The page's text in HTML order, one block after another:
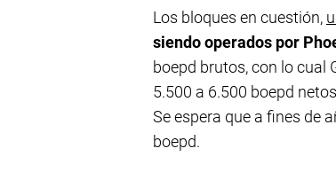
Los bloques en cuestión,
siendo operados por
boepd brutos, con lo cual
5.500 a 6.500 boepd
Se espera que a fines de
boepd.